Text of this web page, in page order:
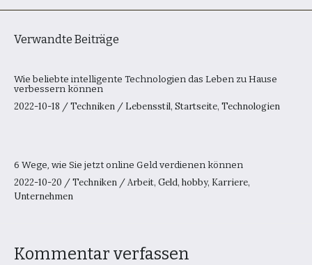
Verwandte Beiträge
Wie beliebte intelligente Technologien das Leben zu Hause
verbessern können
2022-10-18 /Techniken / Lebensstil, Startseite, Technologien
6 Wege, wie Sie jetzt online Geld verdienen können
2022-10-20 /Techniken /Arbeit, Geld, hobby, Karriere,
Unternehmen
Kommentar verfassen